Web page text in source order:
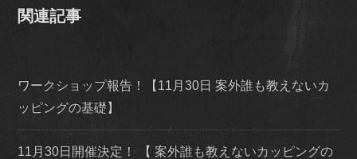
関連記事
ワークショップ報告！【11月30日 案外誰も教えないカ
ッピングの基礎】
11月30日開催決定！ 【 案外誰も教えないカッピングの